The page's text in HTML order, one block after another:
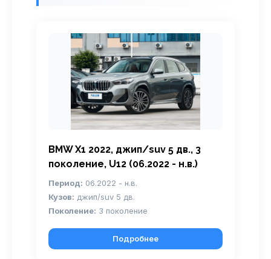
BMW X1 2022, джип/suv 5 дв., 3
поколение, U12 (06.2022 - н.в.)
Период: 06.2022 - н.в.
Кузов: джип/suv 5 дв.
Поколение: 3 поколение
Подробнее